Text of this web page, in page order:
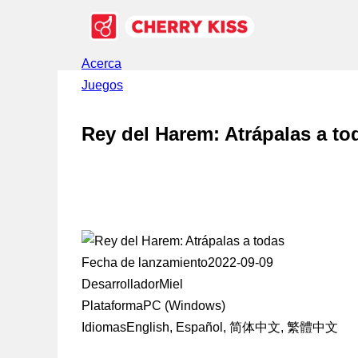
Acerca
Juegos
Rey del Harem: Atrápalas a
Fecha de lanzamiento2022-09-09
DesarrolladorMiel
PlataformaPC (Windows)
IdiomasEnglish, Español, 简体中文, 繁體中文